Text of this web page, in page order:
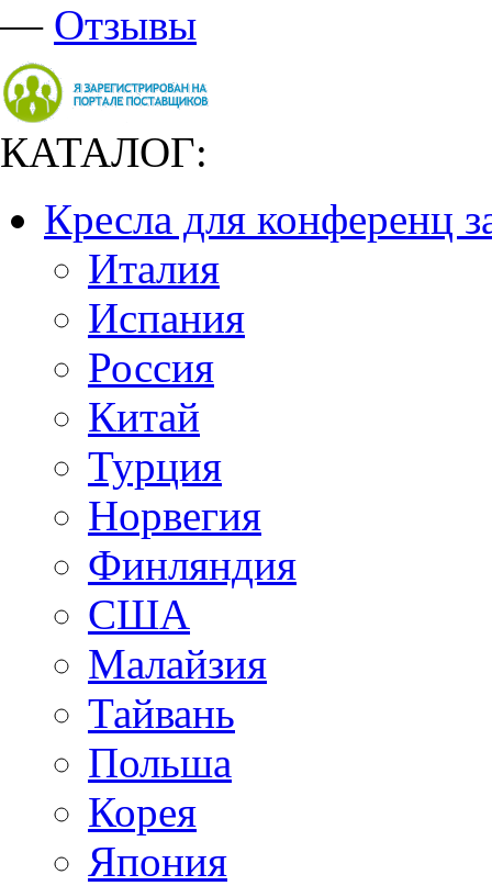
— Отзывы
КАТАЛОГ:
Кресла для конференц
Италия
Испания
Россия
Китай
Турция
Норвегия
Финляндия
США
Малайзия
Тайвань
Польша
Корея
Япония